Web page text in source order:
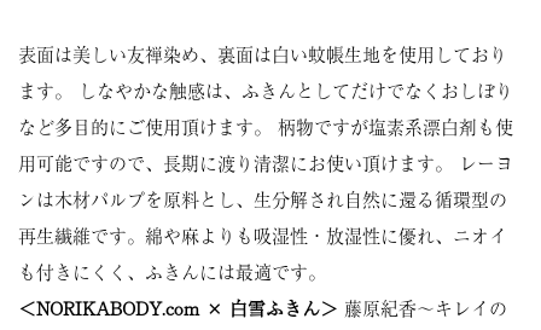
表面は美しい友禅染め、裏面は白い蚊帳生地を使用しており
ます。 しなやかな触感は、ふきんとしてだけでなくおしぼり
など多目的にご使用頂けます。 柄物ですが塩素系漂白剤も使
用可能ですので、長期に渡り清潔にお使い頂けます。 レーヨ
ンは木材パルプを原料とし、生分解され自然に還る循環型の
再生繊維です。綿や麻よりも吸湿性・放湿性に優れ、ニオイ
も付きにくく、ふきんには最適です。
＜NORIKABODY.com × 白雪ふきん＞ 藤原紀香～キレイの